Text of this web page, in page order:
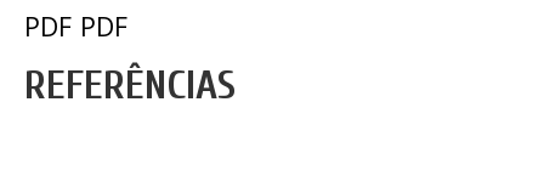
PDF PDF
REFERÊNCIAS